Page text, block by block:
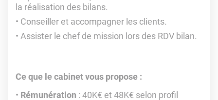
la réalisation des bilans.
Conseiller et accompagner les clients.
Assister le chef de mission lors des RDV bilan.
Ce que le cabinet vous propose :
Rémunération : 40K€ et 48K€ selon profil